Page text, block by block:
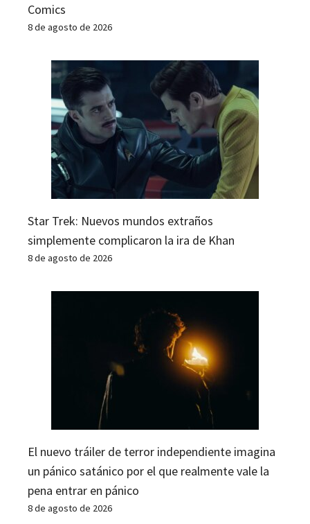
Comics
8 de agosto de 2026
Star Trek: Nuevos mundos extraños
simplemente complicaron la ira de Khan
8 de agosto de 2026
El nuevo tráiler de terror independiente imagina
un pánico satánico por el que realmente vale la
pena entrar en pánico
8 de agosto de 2026